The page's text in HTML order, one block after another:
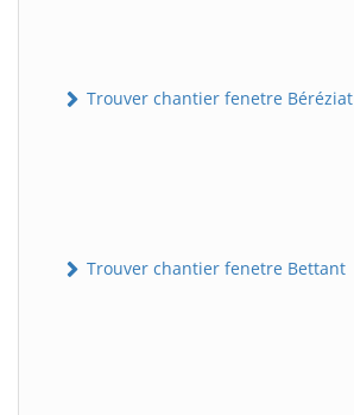
Trouver chantier fenetre Béréziat
Trouver chantier fenetre Bettant